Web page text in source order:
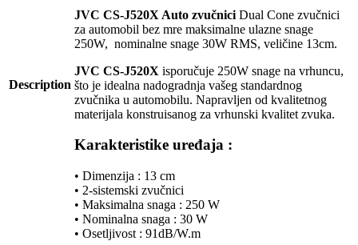
Description
JVC CS-J520X Auto zvučnici Dual Cone zvučnici
za automobil bez mre maksimalne ulazne snage
250W, nominalne snage 30W RMS, veličine 13cm.
JVC CS-J520X isporučuje 250W snage na vrhuncu,
što je idealna nadogradnja vašeg standardnog
zvučnika u automobilu. Napravljen od kvalitetnog
materijala konstruisanog za vrhunski kvalitet zvuka.
Karakteristike uređaja :
• Dimenzija : 13 cm
• 2-sistemski zvučnici
• Maksimalna snaga : 250 W
• Nominalna snaga : 30 W
• Osetljivost : 91dB/W.m